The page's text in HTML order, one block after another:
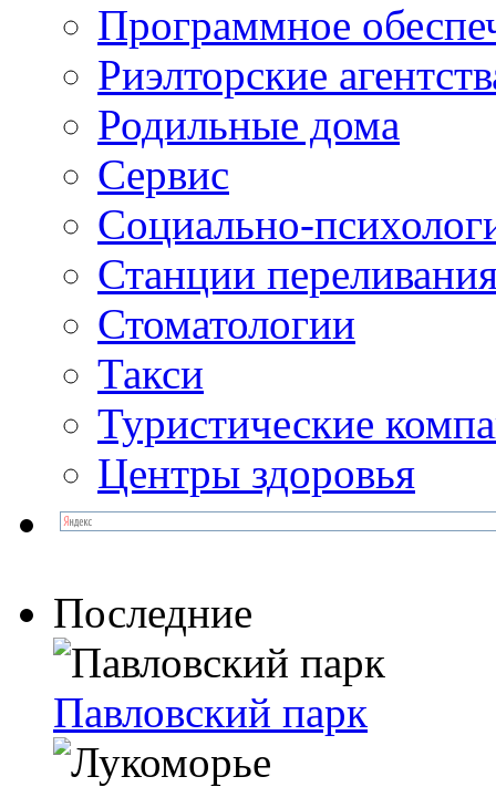
Программное
Риэлторские
Родильные дома
Сервис
Социально-
Станции
Стоматологии
Такси
Туристические
Центры здоровья
Последние
Павловский парк